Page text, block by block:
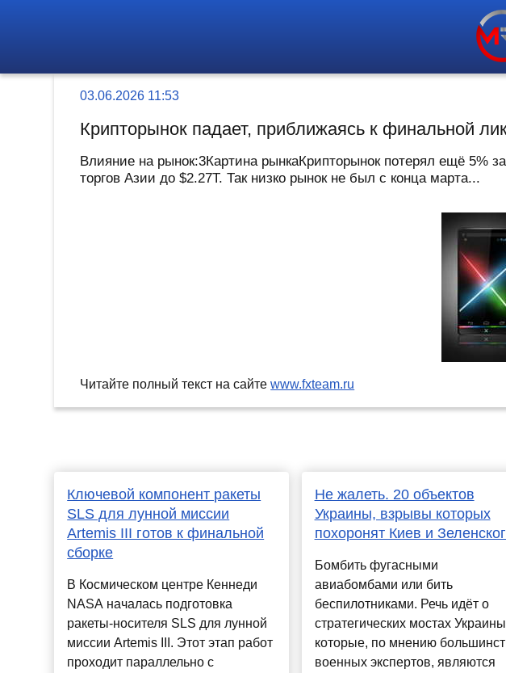
03.06.2026 11:53
Крипторынок падает, приближаясь к финальной
Влияние на рынок:3Картина рынкаКрипторынок потерял ещё 5%
торгов Азии до $2.27T. Так низко рынок не был с конца марта...
Читайте полный текст на сайтеwww.fxteam.ru
Ключевой компонент ракеты
SLS для лунной миссии
Artemis III готов к финальной
сборке
В Космическом центре Кеннеди
NASA началась подготовка
ракеты-носителя SLS для лунной
миссии Artemis III. Этот этап работ
проходит параллельно с
Не жалеть. 20 объектов
Украины, взрывы которых
похоронят Киев и
Бомбить фугасными
авиабомбами или бить
беспилотниками. Речь идёт о
стратегических мостах
которые, по мнению
военных экспертов, являются